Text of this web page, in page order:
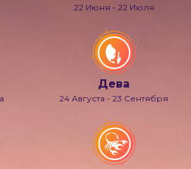
22 Июня - 22 Июля
Дева
24 Августа - 23 Сентября